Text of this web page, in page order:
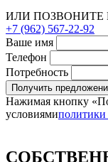
ИЛИ ПОЗВОНИТЕ
+7 (962) 567-22-92
Ваше имя
Телефон
Потребность
Получить
Нажимая кнопку
условиямиполитики